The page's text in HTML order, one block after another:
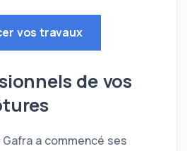
vos travaux
de vos
a commencé ses